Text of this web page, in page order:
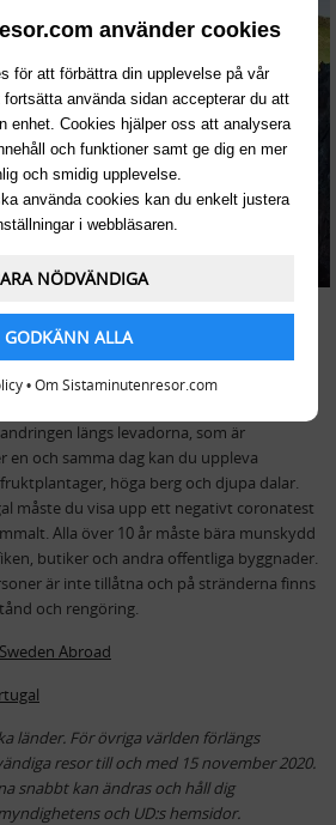
använder cookies
för att förbättra din upplevelse på vår
använda sidan accepterar du att
enhet. Cookies hjälper oss att analysera
och funktioner samt ge dig en mer
och smidig upplevelse.
använda cookies kan du enkelt justera
i webbläsaren.
NÖDVÄNDIGA
GODKÄNN ALLA
•Om Sistaminutenresor.com
till Portugal
så landar planet på den vackra
Många åker hit för de otroliga
längs levadorna, som är
en och samma dag kan du uppleva
höga berg och djupa dalar.
måste du visa upp ett negativt coronatest
Alla över 10 år måste bära munskydd
butiker och andra offentliga byggnader.
är inte tillåtna och på stränderna finns
och rengöring.
Abroad
länder. För övriga världen förlängs
resor till och med 15 november 2020.
snabbt kan ändras och håll dig
och UD:s hemsidor.